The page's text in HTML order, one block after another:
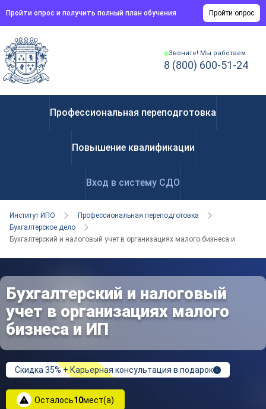
Пройти опрос и получить полный план обучения Пройти опрос
Звоните! Мы работаем
8 (800) 600-51-24
Профессиональная переподготовка
Повышение квалификации
Вход в систему СДО
Институт ИПО
Профессиональная переподготовка
Бухгалтерское дело
Бухгалтерский и налоговый учет в организациях малого бизнеса и ИП
Бухгалтерский и налоговый
учет в организациях малого
бизнеса и ИП
Скидка 35% + Карьерная консультация в подарок i
Осталось10мест(а)